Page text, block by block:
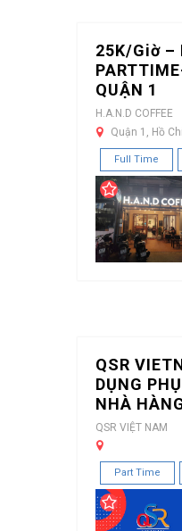
25K/Giờ –
QUẬN 1
H.A.N.D COFFEE
Quận 1, Hồ
Full Time
QSR
DỤNG
NHÀ
QSR VIỆT NAM
Part Time